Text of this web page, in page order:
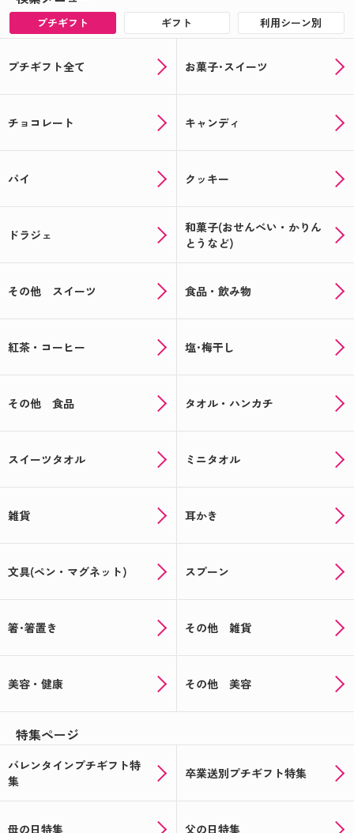
プチギフト ギフト 利用シーン別
プチギフト全て お菓子･スイーツ
チョコレート キャンディ
パイ クッキー
ドラジェ
和菓子(おせんべい・かりん
とうなど)
その他 スイーツ 食品・飲み物
紅茶・コーヒー 塩･梅干し
その他 食品 タオル・ハンカチ
スイーツタオル ミニタオル
雑貨 耳かき
文具(ペン・マグネット) スプーン
箸･箸置き その他 雑貨
美容・健康 その他 美容
特集ページ
バレンタインプチギフト特
集
卒業送別プチギフト特集
母の日特集 父の日特集